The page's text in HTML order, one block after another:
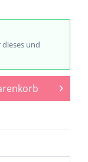
dieses und